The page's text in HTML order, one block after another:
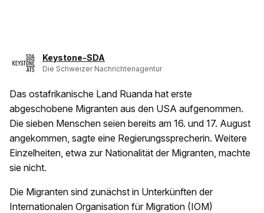
Keystone-SDA
Die Schweizer Nachrichtenagentur
Das ostafrikanische Land Ruanda hat erste
abgeschobene Migranten aus den USA aufgenommen.
Die sieben Menschen seien bereits am 16. und 17. August
angekommen, sagte eine Regierungssprecherin. Weitere
Einzelheiten, etwa zur Nationalität der Migranten, machte
sie nicht.
Die Migranten sind zunächst in Unterkünften der
Internationalen Organisation für Migration (IOM)